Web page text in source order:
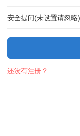
安全提问(未设置请忽略)
还没有注册？